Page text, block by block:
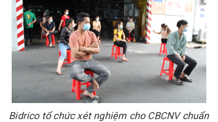
Bidrico tổ chức xét nghiệm cho CBCNV chuẩn